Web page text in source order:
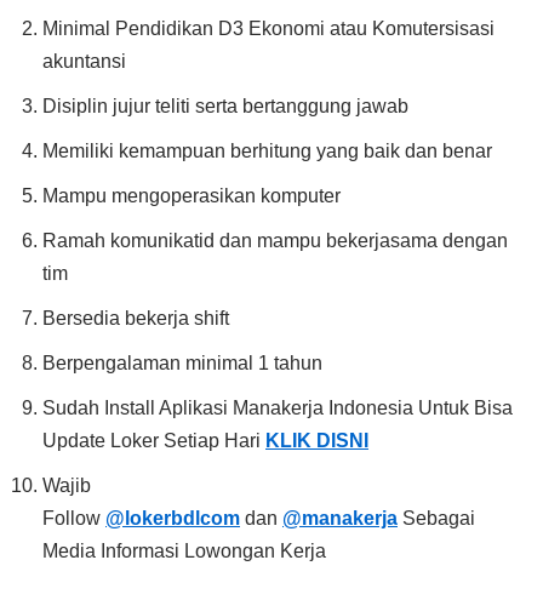
Minimal Pendidikan D3 Ekonomi atau Komutersisasi
akuntansi
Disiplin jujur teliti serta bertanggung jawab
Memiliki kemampuan berhitung yang baik dan benar
Mampu mengoperasikan komputer
Ramah komunikatid dan mampu bekerjasama dengan
tim
Bersedia bekerja shift
Berpengalaman minimal 1 tahun
Sudah Install Aplikasi Manakerja Indonesia Untuk Bisa
Update Loker Setiap Hari KLIK DISNI
Wajib
Follow @lokerbdlcom dan @manakerja Sebagai
Media Informasi Lowongan Kerja